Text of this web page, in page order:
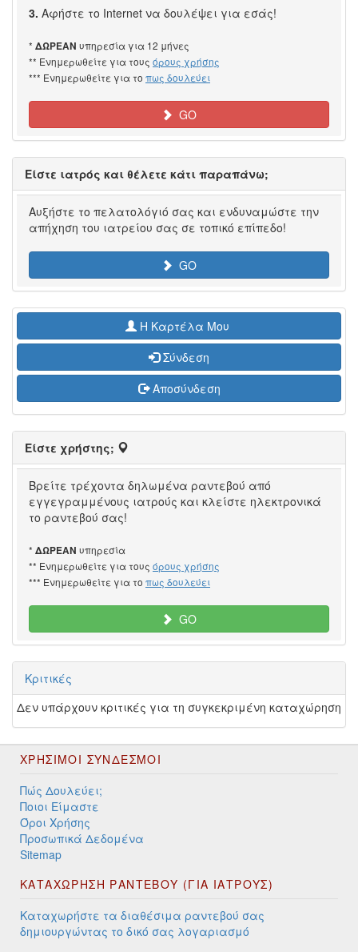
3. Αφήστε το Internet να δουλέψει για εσάς!
* ΔΩΡΕΑΝ υπηρεσία για 12 μήνες
** Ενημερωθείτε για τους όρους χρήσης
*** Ενημερωθείτε για το πως δουλεύει
GO
Είστε ιατρός και θέλετε κάτι παραπάνω;
Αυξήστε το πελατολόγιό σας και ενδυναμώστε την
απήχηση του ιατρείου σας σε τοπικό επίπεδο!
GO
H Καρτέλα Μου
Σύνδεση
Αποσύνδεση
Είστε χρήστης;
Βρείτε τρέχοντα δηλωμένα ραντεβού από
εγγεγραμμένους ιατρούς και κλείστε ηλεκτρονικά
το ραντεβού σας!
* ΔΩΡΕΑΝ υπηρεσία
** Ενημερωθείτε για τους όρους χρήσης
*** Ενημερωθείτε για το πως δουλεύει
GO
Κριτικές
Δεν υπάρχουν κριτικές για τη συγκεκριμένη καταχώρηση
ΧΡΉΣΙΜΟΙ ΣΎΝΔΕΣΜΟΙ
Πώς Δουλεύει;
Ποιοι Είμαστε
Όροι Χρήσης
Προσωπικά Δεδομένα
Sitemap
ΚΑΤΑΧΩΡΗΣΗ ΡΑΝΤΕΒΟΥ (ΓΙΑ ΙΑΤΡΟΥΣ)
Καταχωρήστε τα διαθέσιμα ραντεβού σας
δημιουργώντας το δικό σας λογαριασμό